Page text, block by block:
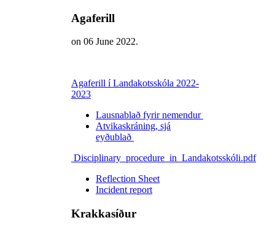
Agaferill
on 06 June 2022.
Agaferill í Landakotsskóla 2022-
2023
Lausnablað fyrir nemendur
Atvikaskráning, sjá
eyðublað
Disciplinary_procedure_in_Landakotsskóli.pdf
Reflection Sheet
Incident report
Krakkasíður